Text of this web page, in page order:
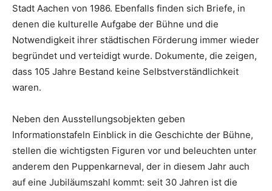
Stadt Aachen von 1986. Ebenfalls finden sich Briefe, in
denen die kulturelle Aufgabe der Bühne und die
Notwendigkeit ihrer städtischen Förderung immer wieder
begründet und verteidigt wurde. Dokumente, die zeigen,
dass 105 Jahre Bestand keine Selbstverständlichkeit
waren.
Neben den Ausstellungsobjekten geben
Informationstafeln Einblick in die Geschichte der Bühne,
stellen die wichtigsten Figuren vor und beleuchten unter
anderem den Puppenkarneval, der in diesem Jahr auch
auf eine Jubiläumszahl kommt: seit 30 Jahren ist die